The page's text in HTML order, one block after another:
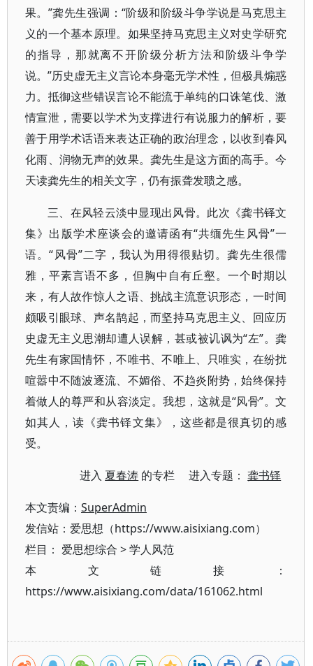
果。”龚先生强调：“阶级和阶级斗争学说是马克思主
义的一个基本原理。如果坚持马克思主义对史学研究
的指导，那就离不开阶级分析方法和阶级斗争学
说。”历史虚无主义言论本身毫无学术性，但极具煽惑
力。抵御这些错误言论不能流于单纯的口诛笔伐、激
情宣泄，需要以学术为支撑进行有说服力的解析，要
善于用学术话语来表达正确的政治理念，以收到春风
化雨、润物无声的效果。龚先生是这方面的高手。今
天读龚先生的相关文字，仍有振聋发聩之感。
三、在风轻云淡中显现出风骨。此次《龚书铎文
集》出版学术座谈会的邀请函有“共缅先生风骨”一
语。“风骨”二字，我认为用得很贴切。龚先生很儒
雅，平素言语不多，但胸中自有丘壑。一个时期以
来，有人故作惊人之语、挑战主流意识形态，一时间
颇吸引眼球、声名鹊起，而坚持马克思主义、回应历
史虚无主义思潮却遭人误解，甚或被讥讽为“左”。龚
先生有家国情怀，不唯书、不唯上、只唯实，在纷扰
喧嚣中不随波逐流、不媚俗、不趋炎附势，始终保持
着做人的尊严和从容淡定。我想，这就是“风骨”。文
如其人，读《龚书铎文集》，这些都是很真切的感
受。
进入 夏春涛 的专栏 进入专题：龚书铎
本文责编： SuperAdmin
发信站：爱思想（https://www.aisixiang.com）
栏目： 爱思想综合 >学人风范
本文链接：
https://www.aisixiang.com/data/161062.html